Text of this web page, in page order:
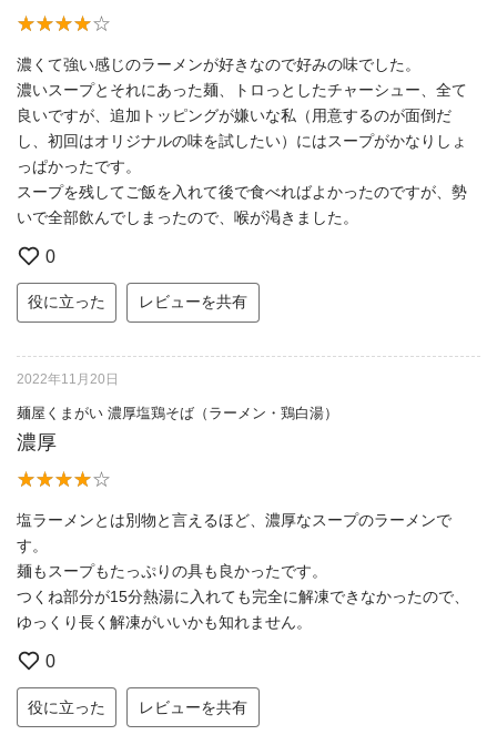
濃くて強い感じのラーメンが好きなので好みの味でした。
濃いスープとそれにあった麺、トロっとしたチャーシュー、全て
良いですが、追加トッピングが嫌いな私（用意するのが面倒だ
し、初回はオリジナルの味を試したい）にはスープがかなりしょ
っぱかったです。
スープを残してご飯を入れて後で食べればよかったのですが、勢
いで全部飲んでしまったので、喉が渇きました。
0
役に立った レビューを共有
2022年11月20日
麺屋くまがい 濃厚塩鶏そば（ラーメン・鶏白湯）
濃厚
塩ラーメンとは別物と言えるほど、濃厚なスープのラーメンで
す。
麺もスープもたっぷりの具も良かったです。
つくね部分が15分熱湯に入れても完全に解凍できなかったので、
ゆっくり長く解凍がいいかも知れません。
0
役に立った レビューを共有